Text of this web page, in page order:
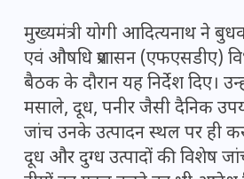
मुख्यमंत्री योगी आदित्यनाथ ने
एवं औषधि प्रशासन (एफएसडीए)
बैठक के दौरान यह निर्देश दिए।
मसाले, दूध, पनीर जैसी दैनिक
जांच उनके उत्पादन स्थल पर ही
दूध और दुग्ध उत्पादों की विशेष